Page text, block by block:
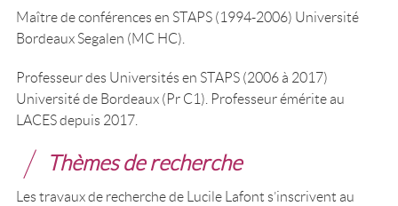
Maître de conférences en STAPS (1994-2006) Université
Bordeaux Segalen (MC HC).
Professeur des Universités en STAPS (2006 à 2017)
Université de Bordeaux (Pr C1). Professeur émérite au
LACES depuis 2017.
Thèmes de recherche
Les travaux de recherche de Lucile Lafont s’inscrivent au